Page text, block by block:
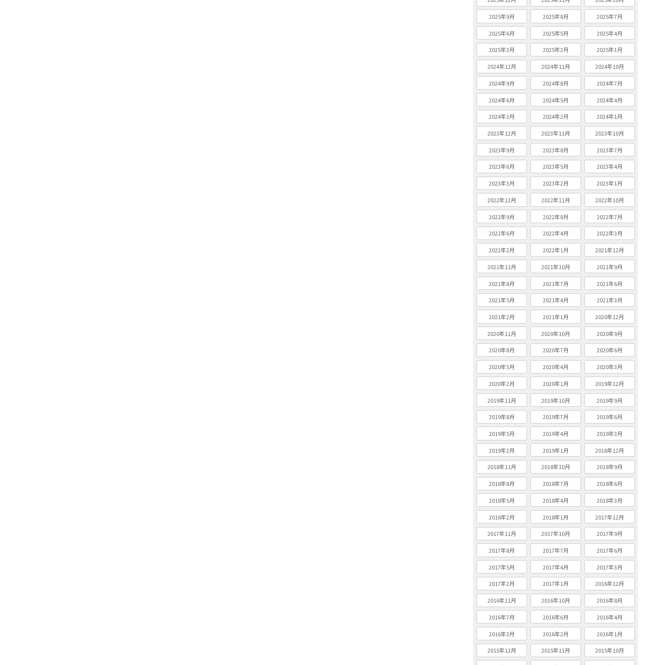
2025年9月 2025年8月 2025年7月
2025年6月 2025年5月 2025年4月
2025年3月 2025年2月 2025年1月
2024年12月 2024年11月 2024年10月
2024年9月 2024年8月 2024年7月
2024年6月 2024年5月 2024年4月
2024年3月 2024年2月 2024年1月
2023年12月 2023年11月 2023年10月
2023年9月 2023年8月 2023年7月
2023年6月 2023年5月 2023年4月
2023年3月 2023年2月 2023年1月
2022年12月 2022年11月 2022年10月
2022年9月 2022年8月 2022年7月
2022年6月 2022年4月 2022年3月
2022年2月 2022年1月 2021年12月
2021年11月 2021年10月 2021年9月
2021年8月 2021年7月 2021年6月
2021年5月 2021年4月 2021年3月
2021年2月 2021年1月 2020年12月
2020年11月 2020年10月 2020年9月
2020年8月 2020年7月 2020年6月
2020年5月 2020年4月 2020年3月
2020年2月 2020年1月 2019年12月
2019年11月 2019年10月 2019年9月
2019年8月 2019年7月 2019年6月
2019年5月 2019年4月 2019年3月
2019年2月 2019年1月 2018年12月
2018年11月 2018年10月 2018年9月
2018年8月 2018年7月 2018年6月
2018年5月 2018年4月 2018年3月
2018年2月 2018年1月 2017年12月
2017年11月 2017年10月 2017年9月
2017年8月 2017年7月 2017年6月
2017年5月 2017年4月 2017年3月
2017年2月 2017年1月 2016年12月
2016年11月 2016年10月 2016年8月
2016年7月 2016年6月 2016年4月
2016年3月 2016年2月 2016年1月
2015年12月 2015年11月 2015年10月